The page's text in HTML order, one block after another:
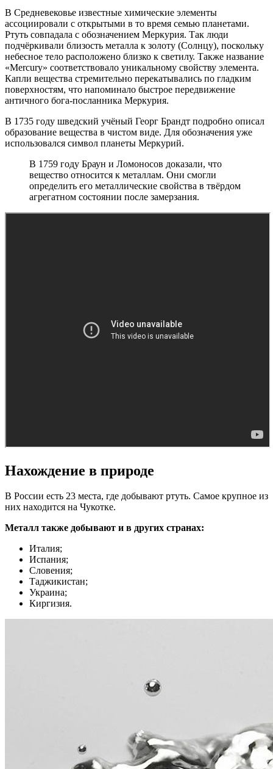
В Средневековье известные химические элементы
ассоциировали с открытыми в то время семью планетами.
Ртуть совпадала с обозначением Меркурия. Так люди
подчёркивали близость металла к золоту (Солнцу), поскольку
небесное тело расположено близко к светилу. Также название
«Mercury» соответствовало уникальному свойству элемента.
Капли вещества стремительно перекатывались по гладким
поверхностям, что напоминало быстрое передвижение
античного бога-посланника Меркурия.
В 1735 году шведский учёный Георг Брандт подробно описал
образование вещества в чистом виде. Для обозначения уже
использовался символ планеты Меркурий.
В 1759 году Браун и Ломоносов доказали, что
вещество относится к металлам. Они смогли
определить его металлические свойства в твёрдом
агрегатном состоянии после замерзания.
Нахождение в природе
В России есть 23 места, где добывают ртуть. Самое крупное из
них находится на Чукотке.
Металл также добывают и в других странах:
Италия;
Испания;
Словения;
Таджикистан;
Украина;
Киргизия.